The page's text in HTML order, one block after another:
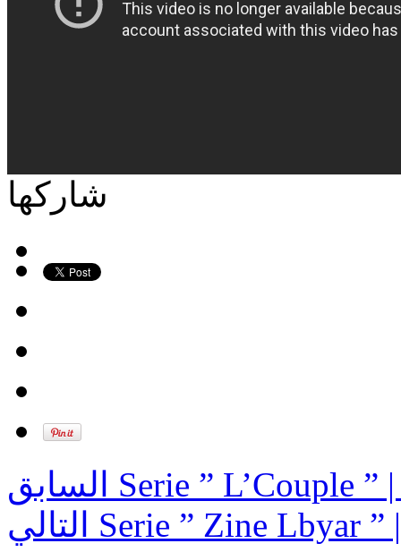
شاركها
السابق
Serie ” L’Couple ”
التالي
Serie ” Zine Lbyar